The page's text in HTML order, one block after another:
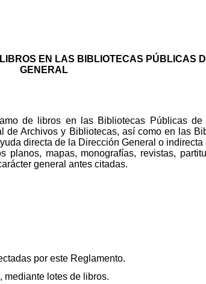
EN LAS BIBLIOTECAS PÚBLICAS
GENERAL
de libros en las Bibliotecas Públicas
Archivos y Bibliotecas, así como en las
directa de la Dirección General o indirecta
mapas, monografías, revistas,
general antes citadas.
por este Reglamento.
mediante lotes de libros.